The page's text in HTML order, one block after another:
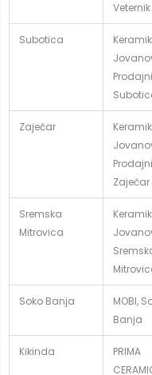
Veternik
Subotica
Zaječar
Zaječar
Sremska
Mitrovica
Soko Banja
MOBI,
Banja
Kikinda
PRIMA